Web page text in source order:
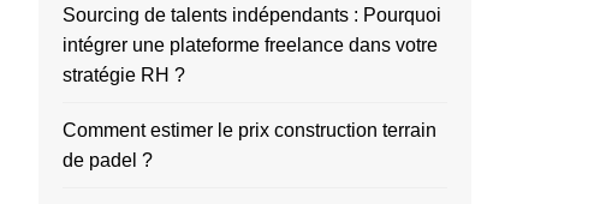
Sourcing de talents indépendants : Pourquoi
intégrer une plateforme freelance dans votre
stratégie RH ?
Comment estimer le prix construction terrain
de padel ?